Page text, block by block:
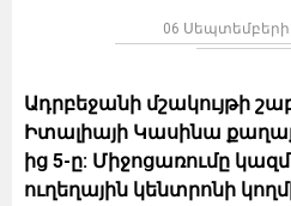
06 Սեպտեմբերի
Ադրբեջանի մշակույթի
Իտալիայի Կասինա
ից 5-ը: Միջոցառումը
ուղեղային կենտրոնի